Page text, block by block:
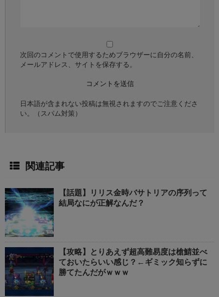
次回のコメントで使用するためブラウザーに自分の名前、
メールアドレス、サイトを保存する。
日本語が含まれない投稿は無視されますのでご注意くださ
い。（スパム対策）
関連記事
【話題】リリス金時バサトリアの序列って
結局なにが正解なんだ？
【攻略】とりあえず超高難易度は槍鯖並べ
ておいたらいい感じ？←ギミック知らずに
勝てたんだがｗｗｗ